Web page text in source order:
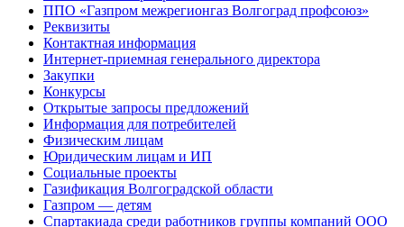
ППО «Газпром межрегионгаз Волгоград профсоюз»
Реквизиты
Контактная информация
Интернет-приемная генерального директора
Закупки
Конкурсы
Открытые запросы предложений
Информация для потребителей
Физическим лицам
Юридическим лицам и ИП
Социальные проекты
Газификация Волгоградской области
Газпром — детям
Спартакиада среди работников группы компаний ООО